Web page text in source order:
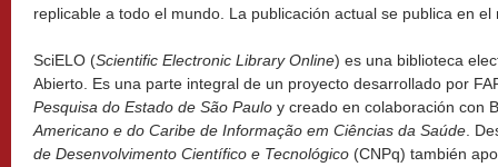
replicable a todo el mundo. La publicación actual se publica en
SciELO (Scientific Electronic Library Online) es una biblioteca
Abierto. Es una parte integral de un proyecto desarrollado por
Pesquisa do Estado de São Paulo y creado en colaboración con
Americano e do Caribe de Informação em Ciências da Saúde .
de Desenvolvimento Científico e Tecnológico (CNPq) también